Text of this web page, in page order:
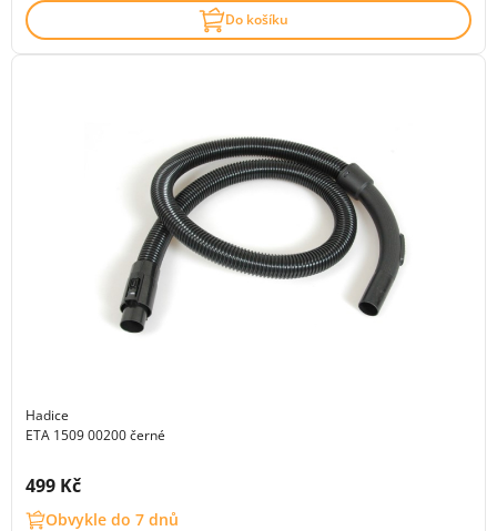
Do košíku
Hadice
ETA 1509 00200 černé
Cena s DPH:
499 Kč
Obvykle do 7 dnů